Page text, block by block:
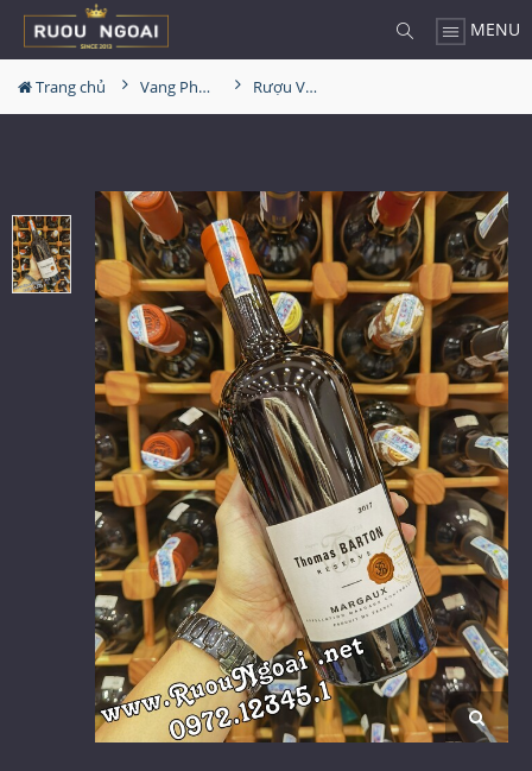
MENU
Trang chủ Vang Pháp Rượu Vang Thomas Barton Reserve Margaux